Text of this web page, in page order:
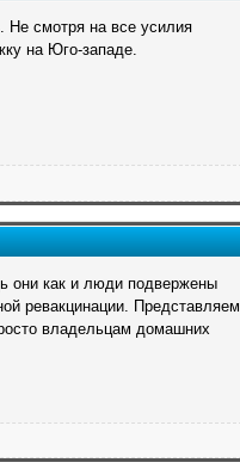
Не смотря на все усилия
на Юго-западе.
они как и люди подвержены
ревакцинации. Представляем
владельцам домашних